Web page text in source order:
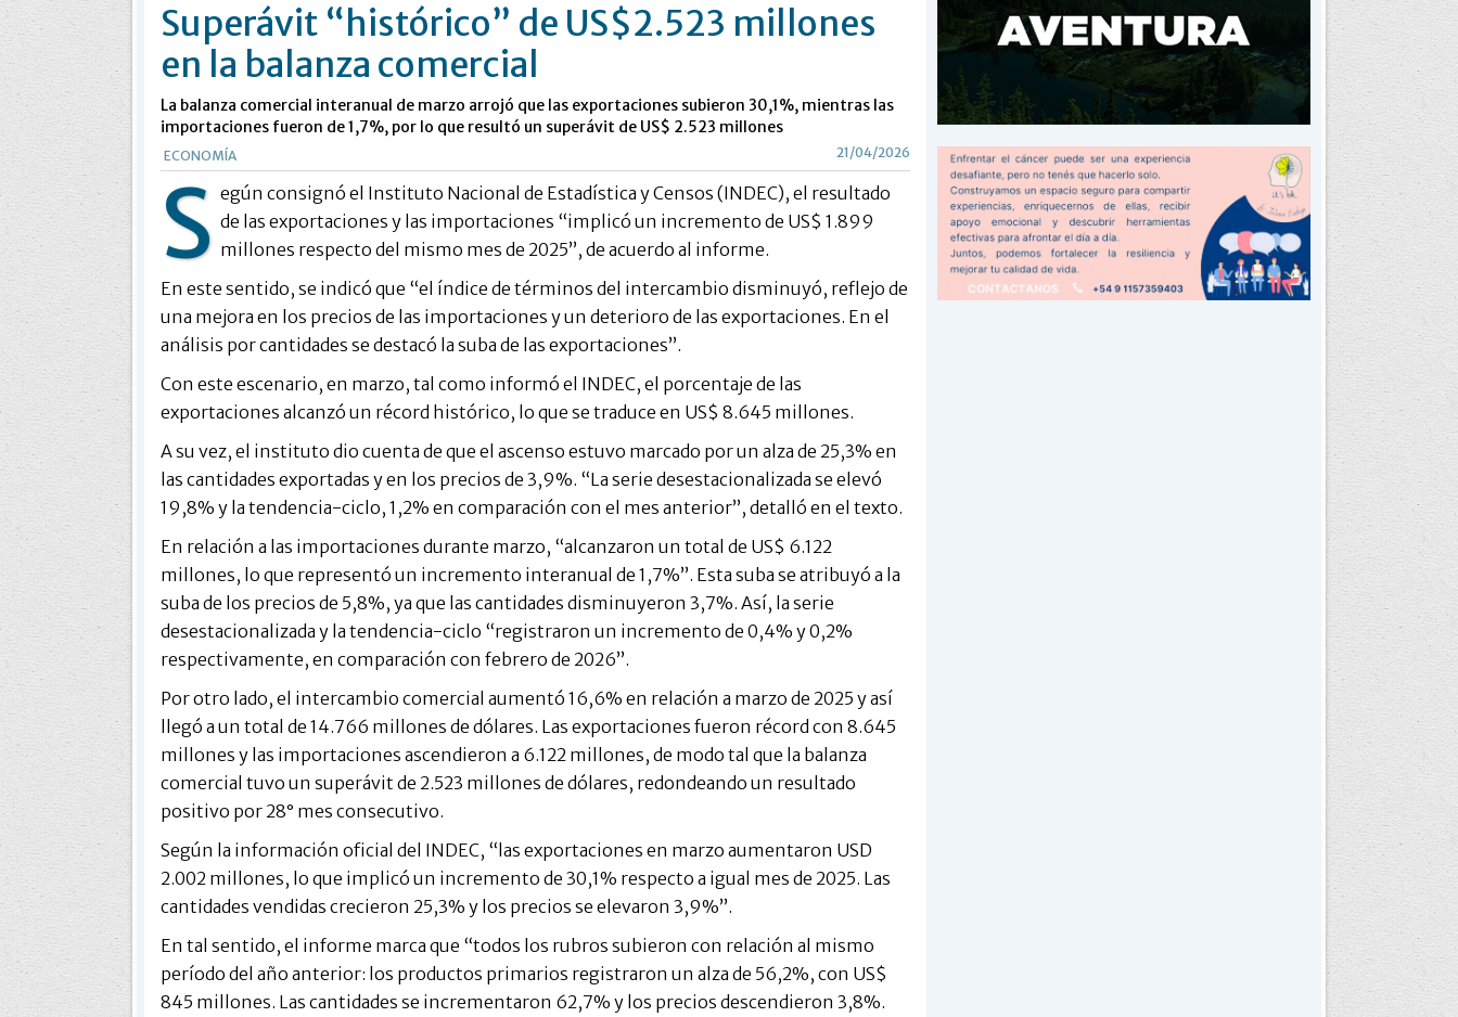
Superávit “histórico” de US$2.523 millones
en la balanza comercial
La balanza comercial interanual de marzo arrojó que las exportaciones subieron 30,1%, mientras las
importaciones fueron de 1,7%, por lo que resultó un superávit de US$ 2.523 millones
ECONOMÍA 21/04/2026
S egún consignó el Instituto Nacional de Estadística y Censos (INDEC), el resultado
de las exportaciones y las importaciones “implicó un incremento de US$ 1.899
millones respecto del mismo mes de 2025”, de acuerdo al informe.
En este sentido, se indicó que “el índice de términos del intercambio disminuyó, reflejo de
una mejora en los precios de las importaciones y un deterioro de las exportaciones. En el
análisis por cantidades se destacó la suba de las exportaciones”.
Con este escenario, en marzo, tal como informó el INDEC, el porcentaje de las
exportaciones alcanzó un récord histórico, lo que se traduce en US$ 8.645 millones.
A su vez, el instituto dio cuenta de que el ascenso estuvo marcado por un alza de 25,3% en
las cantidades exportadas y en los precios de 3,9%. “La serie desestacionalizada se elevó
19,8% y la tendencia-ciclo, 1,2% en comparación con el mes anterior”, detalló en el texto.
En relación a las importaciones durante marzo, “alcanzaron un total de US$ 6.122
millones, lo que representó un incremento interanual de 1,7%”. Esta suba se atribuyó a la
suba de los precios de 5,8%, ya que las cantidades disminuyeron 3,7%. Así, la serie
desestacionalizada y la tendencia-ciclo “registraron un incremento de 0,4% y 0,2%
respectivamente, en comparación con febrero de 2026”.
Por otro lado, el intercambio comercial aumentó 16,6% en relación a marzo de 2025 y así
llegó a un total de 14.766 millones de dólares. Las exportaciones fueron récord con 8.645
millones y las importaciones ascendieron a 6.122 millones, de modo tal que la balanza
comercial tuvo un superávit de 2.523 millones de dólares, redondeando un resultado
positivo por 28° mes consecutivo.
Según la información oficial del INDEC, “las exportaciones en marzo aumentaron USD
2.002 millones, lo que implicó un incremento de 30,1% respecto a igual mes de 2025. Las
cantidades vendidas crecieron 25,3% y los precios se elevaron 3,9%”.
En tal sentido, el informe marca que “todos los rubros subieron con relación al mismo
período del año anterior: los productos primarios registraron un alza de 56,2%, con US$
845 millones. Las cantidades se incrementaron 62,7% y los precios descendieron 3,8%.